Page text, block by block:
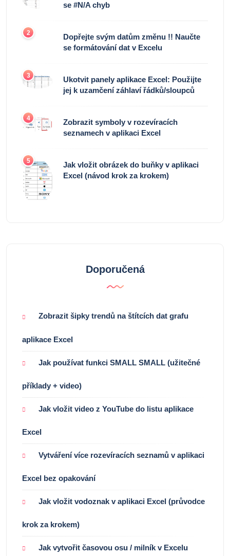
se #N/A chyb
2
Dopřejte svým datům změnu !! Naučte
se formátování dat v Excelu
3
Ukotvit panely aplikace Excel: Použijte
jej k uzamčení záhlaví řádků/sloupců
4
Zobrazit symboly v rozevíracích
seznamech v aplikaci Excel
5
Jak vložit obrázek do buňky v aplikaci
Excel (návod krok za krokem)
Doporučená
Zobrazit šipky trendů na štítcích dat grafu
aplikace Excel
Jak používat funkci SMALL SMALL (užitečné
příklady + video)
Jak vložit video z YouTube do listu aplikace
Excel
Vytváření více rozevíracích seznamů v aplikaci
Excel bez opakování
Jak vložit vodoznak v aplikaci Excel (průvodce
krok za krokem)
Jak vytvořit časovou osu / milník v Excelu